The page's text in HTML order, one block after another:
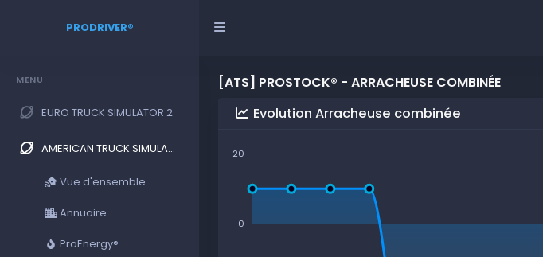
PRODRIVER®
MENU
EURO TRUCK SIMULATOR 2
AMERICAN TRUCK SIMULATOR
Vue d'ensemble
Annuaire
ProEnergy®
[ATS] PROSTOCK® - ARRACHEUSE COMBINÉE
Evolution Arracheuse combinée
20
0